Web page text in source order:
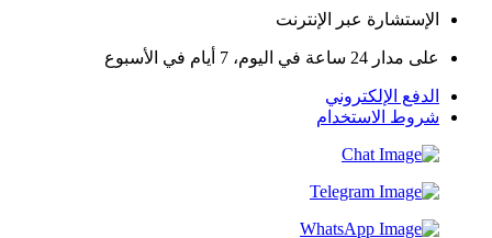
الإستشارة عبر الإنترنت
على مدار 24 ساعة في اليوم، 7 أيام في الأسبوع
الدفع الإلكتروني
شروط الاستخدام